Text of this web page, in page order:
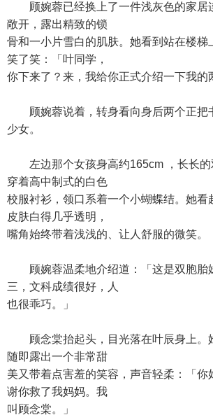
顾婉蓉已经换上了一件浅灰色的家居
敞开，露出精致的锁
骨和一小片雪白的肌肤。她看到站在楼梯
笑了笑：「叶同学，
你下来了？来，我给你正式介绍一下我的
顾婉蓉说着，转身看向身后两个正把
少女。
左边那个女孩身高约165cm ，长长的
穿着高中制式的白色
校服衬衫，领口系着一个小蝴蝶结。她看
皮肤白得几乎透明，
嘴角始终带着浅浅的、让人舒服的微笑。
顾婉蓉温柔地介绍道：「这是双胞胎
三，文科成绩很好，人
也很乖巧。」
顾念棠抬起头，目光落在叶辰身上。
随即露出一个非常甜
美又带着点害羞的笑容，声音轻柔：「你
谢你救了我妈妈。我
叫顾念棠。」